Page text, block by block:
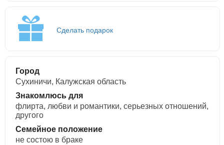
Сделать подарок
Город
Сухиничи, Калужская область
Знакомлюсь для
флирта, любви и романтики, cерьезных отношений,
другого
Семейное положение
не состою в браке